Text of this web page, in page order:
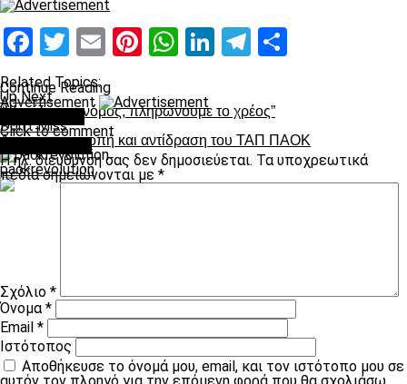
Facebook
Twitter
EmailPinterest
WhatsApp
LinkedIn
Telegram
Related Topics:
Up Next
“Ψηφίζεται ο νόμος, πληρώνουμε το χρέος”
Don't Miss
Απόφαση-ντροπή και αντίδραση του ΤΑΠ ΠΑΟΚ
paokrevolution
Continue Reading
Advertisement
Click to comment
Η ηλ. διεύθυνση σας δεν δημοσιεύεται. Τα υποχρεωτικά
πεδία σημειώνονται με *
Σχόλιο *
Όνομα*
Email *
Ιστότοπος
Αποθήκευσε το όνομά μου, email, και τον ιστότοπο μου σε